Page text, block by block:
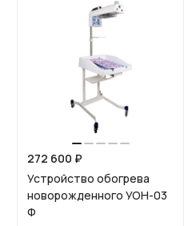
272 600 ₽
Устройство обогрева
новорожденного УОН-03
Ф